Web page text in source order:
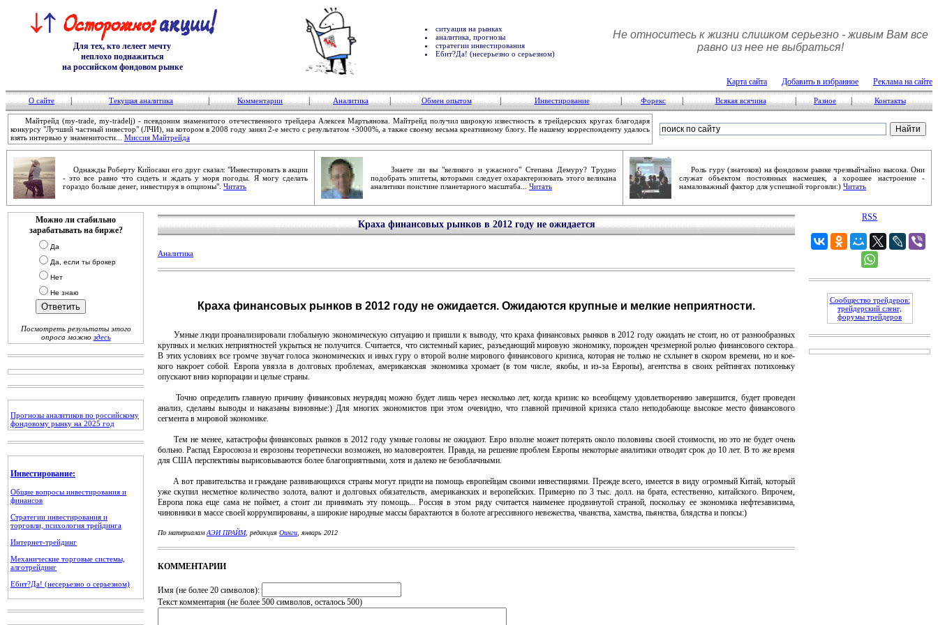
Для тех, кто лелеет мечту
неплохо поднажиться
на российском фондовом рынке
ситуация на рынках
аналитика, прогнозы
стратегии инвестирования
Ебит?Да! (несерьезно о серьезном)
Не относитесь к жизни слишком серьезно - живым Вам все
равно из нее не выбраться!
Карта сайта Добавить в избранное Реклама на сайте
О сайте Текущая аналитика Комментарии Аналитика Обмен опытом Инвестирование Форекс Всякая всячина Разное Контакты
Майтрейд (my-trade, my-tradelj) - псевдоним знаменитого отечественного трейдера Алексея Мартьянова. Майтрейд получил широкую известность в трейдерских кругах благодаря
конкурсу "Лучший частный инвестор" (ЛЧИ), на котором в 2008 году занял 2-е место с результатом +3000%, а также своему весьма креативному блогу. Не нашему корреспонденту удалось
взять интервью у знаменитости... Миссия Майтрейда
Однажды Роберту Кийосаки его друг сказал: "Инвестировать в акции
- это все равно что сидеть и ждать у моря погоды. Я могу сделать
гораздо больше денег, инвестируя в опционы". Читать
Знаете ли вы "великого и ужасного" Степана Демуру? Трудно
подобрать эпитеты, которыми следует охарактеризовать этого великана
аналитики поистине планетарного масштаба... Читать
Роль гуру (знатоков) на фондовом рынке чрезвыйчайно высока. Они
служат объектом постоянных насмешек, а хорошее настроение -
намаловажный фактор для успешной торговли:) Читать
Можно ли стабильно
зарабатывать на бирже?
Да
Да, если ты брокер
Нет
Не знаю
Посмотреть результаты этого
опроса можно здесь
Прогнозы аналитиков по российскому
фондовому рынку на 2025 год
Инвестирование:
Общие вопросы инвестирования и
финансов
Стратегии инвестирования и
торговли, психология трейдинга
Интернет-трейдинг
Механические торговые системы,
алготрейдинг
Ебит?Да! (несерьезно о серьезном)
Краха финансовых рынков в 2012 году не ожидается
Аналитика
Краха финансовых рынков в 2012 году не ожидается. Ожидаются крупные и мелкие неприятности.
Умные люди проанализировали глобальную экономическую ситуацию и пришли к выводу, что краха финансовых рынков в 2012 году ожидать не стоит, но от разнообразных
крупных и мелких неприятностей укрыться не получится. Считается, что системный кариес, разъедающий мировую экономику, порожден чрезмерной ролью финансового сектора.
В этих условиях все громче звучат голоса экономических и иных гуру о второй волне мирового финансового кризиса, которая не только не схлынет в скором времени, но и кое-
кого накроет собой. Европа увязла в долговых проблемах, американская экономика хромает (в том числе, якобы, и из-за Европы), агентства в своих рейтингах потихоньку
опускают вниз корпорации и целые страны.
Точно определить главную причину финансовых неурядиц можно будет лишь через несколько лет, когда кризис ко всеобщему удовлетворению завершится, будет проведен
анализ, сделаны выводы и наказаны виновные:) Для многих экономистов при этом очевидно, что главной причиной кризиса стало неподобающе высокое место финансового
сегмента в мировой экономике.
Тем не менее, катастрофы финансовых рынков в 2012 году умные головы не ожидают. Евро вполне может потерять около половины своей стоимости, но это не будет очень
больно. Распад Евросоюза и еврозоны теоретически возможен, но маловероятен. Правда, на решение проблем Европы некоторые аналитики отводят срок до 10 лет. В то же время
для США перспективы вырисовываются более благоприятными, хотя и далеко не безоблачными.
А вот правительства и граждане развивающихся страны могут придти на помощь европейцам своими инвестициями. Прежде всего, имеется в виду огромный Китай, который
уже скупил несметное количество золота, валют и долговых обязательств, американских и веропейских. Примерно по 3 тыс. долл. на брата, естественно, китайского. Впрочем,
Европа пока еще сама не поймет, а стоит ли принимать эту помощь... Россия в этом ряду считается наименее продвинутой страной, поскольку ее экономика нефтезависима,
чиновники в массе своей коррумпированы, а широкие народные массы барахтаются в болоте агрессивного невежества, чванства, хамства, пьянства, блядства и попсы:)
По материалам АЭИ ПРАЙМ, редакция Оинги , январь 2012
КОММЕНТАРИИ
Имя (не более 20 символов):
Текст комментария (не более 500 символов, осталось 500)
RSS
Сообщество трейдеров:
трейдерский сленг,
форумы трейдеров